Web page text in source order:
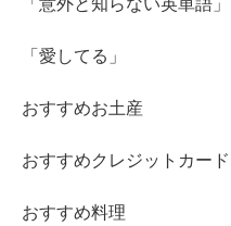
「意外と知らない英単語」
「愛してる」
おすすめお土産
おすすめクレジットカード
おすすめ料理